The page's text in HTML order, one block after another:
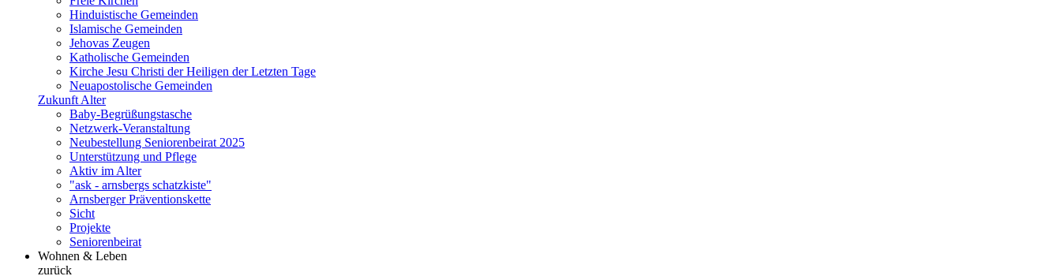
Hinduistische Gemeinden
Islamische Gemeinden
Jehovas Zeugen
Katholische Gemeinden
Kirche Jesu Christi der Heiligen der Letzten Tage
Neuapostolische Gemeinden
Zukunft Alter
Baby-Begrüßungstasche
Netzwerk-Veranstaltung
Neubestellung Seniorenbeirat 2025
Unterstützung und Pflege
Aktiv im Alter
"ask - arnsbergs schatzkiste"
Arnsberger Präventionskette
Sicht
Projekte
Seniorenbeirat
Wohnen & Leben
zurück